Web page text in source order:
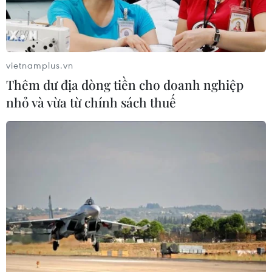
Nhà bán lẻ thời trang trực tuyến lớn
nhất châu Âu thu hẹp dự báo lợi
nhuận
05/08/2026 08:55
Lợi nhuận doanh nghiệp tăng tốc tạo
Công nghệ AI từ OPES gây ấn tượng
tại Vietnam Insurance Summit 2026
05/08/2026 08:10
vietnamplus.vn
Thêm dư địa dòng tiền cho doanh nghiệp
nhỏ và vừa từ chính sách thuế